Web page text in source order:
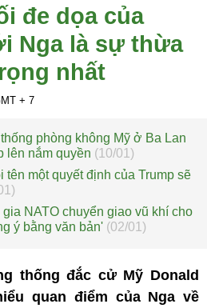
đe dọa của
Nga là sự thừa
nhất
+ 7
phòng không Mỹ ở Ba Lan
lên nắm quyền (10/01)
tên một quyết định của Trump sẽ
NATO chuyển giao vũ khí cho
ý bằng văn bản' (02/01)
thống đắc cử Mỹ Donald
quan điểm của Nga về